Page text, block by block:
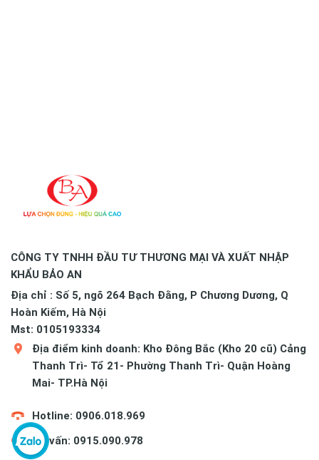
CÔNG TY TNHH ĐẦU TƯ THƯƠNG MẠI VÀ XUẤT NHẬP
KHẨU BẢO AN
Địa chỉ : Số 5, ngõ 264 Bạch Đằng, P Chương Dương, Q
Hoàn Kiếm, Hà Nội
Mst: 0105193334
Địa điểm kinh doanh: Kho Đông Bắc (Kho 20 cũ) Cảng
Thanh Trì- Tổ 21- Phường Thanh Trì- Quận Hoàng
Mai- TP.Hà Nội
Hotline: 0906.018.969
Tư vấn: 0915.090.978